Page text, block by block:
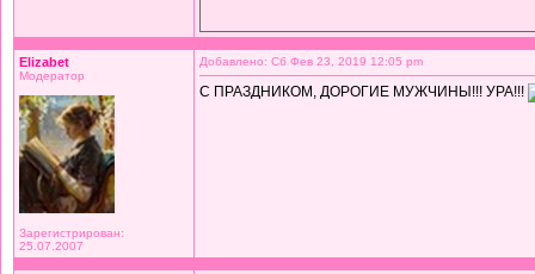
Elizabet
Модератор
Зарегистрирован:
25.07.2007
Добавлено: Сб Фев 23, 2019 12:05 pm
С ПРАЗДНИКОМ, ДОРОГИЕ МУЖЧИНЫ!!! УРА!!!